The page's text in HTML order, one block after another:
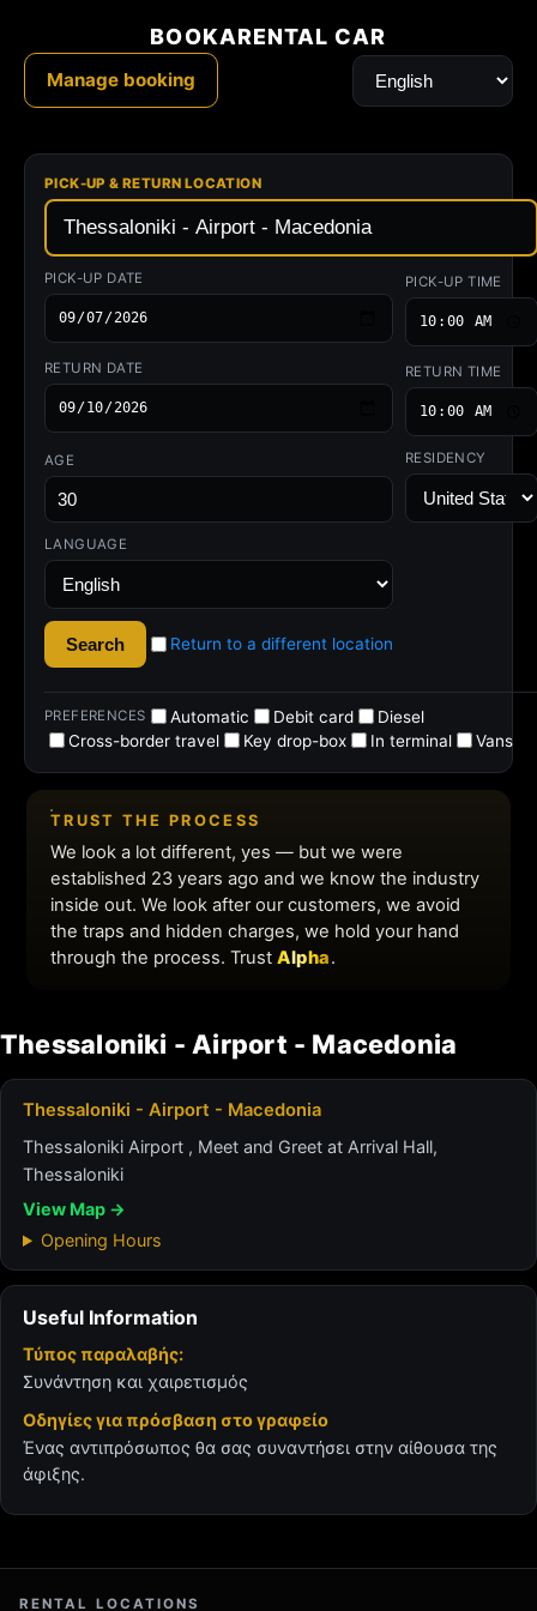
Thessaloniki - Airport - Macedonia
Thessaloniki - Airport - Macedonia
Thessaloniki Airport , Meet and Greet at Arrival Hall,
Thessaloniki
View Map →
Opening Hours
Useful Information
Τύπος παραλαβής:
Συνάντηση και χαιρετισμός
Οδηγίες για πρόσβαση στο γραφείο
Ένας αντιπρόσωπος θα σας συναντήσει στην αίθουσα της
άφιξης.
RENTAL LOCATIONS